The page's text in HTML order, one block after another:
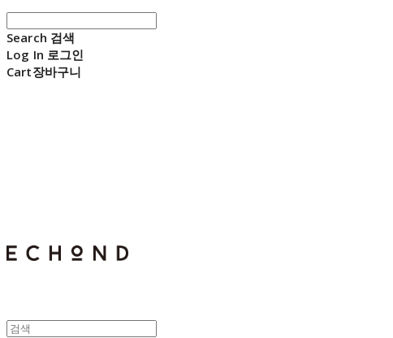
Search 검색
Log In 로그인
Cart장바구니